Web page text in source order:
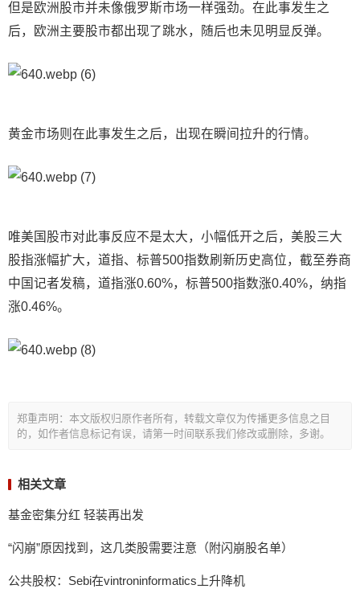
但是欧洲股市并未像俄罗斯市场一样强劲。在此事发生之
后，欧洲主要股市都出现了跳水，随后也未见明显反弹。
黄金市场则在此事发生之后，出现在瞬间拉升的行情。
唯美国股市对此事反应不是太大，小幅低开之后，美股三大
股指涨幅扩大，道指、标普500指数刷新历史高位，截至券商
中国记者发稿，道指涨0.60%，标普500指数涨0.40%，纳指
涨0.46%。
郑重声明：本文版权归原作者所有，转载文章仅为传播更多信息之目
的，如作者信息标记有误，请第一时间联系我们修改或删除，多谢。
相关文章
基金密集分红 轻装再出发
“闪崩”原因找到，这几类股需要注意（附闪崩股名单）
公共股权：Sebi在vintroninformatics上升降机